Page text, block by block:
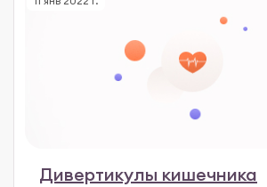
Дивертикулы кишечника